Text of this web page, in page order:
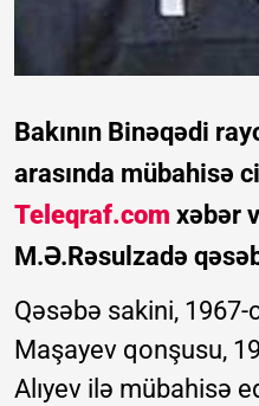
Bakının Binəqədi
arasında mübahisə
Teleqraf.com xəbər
M.Ə.Rəsulzadə
Qəsəbə sakini,
Maşayev qonşusu,
Alıyev ilə mübahisə